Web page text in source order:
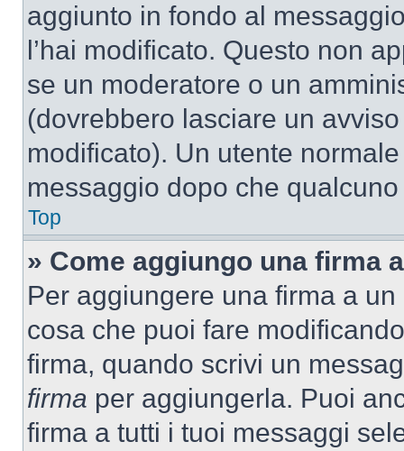
aggiunto in fondo al
l’hai modificato. Questo non
se un moderatore o un
(dovrebbero lasciare un
modificato). Un utente
messaggio dopo che
Top
» Come aggiungo una firma
Per aggiungere una firma a
cosa che puoi fare
firma, quando scrivi un
firma per aggiungerla. Puoi
firma a tutti i tuoi messaggi